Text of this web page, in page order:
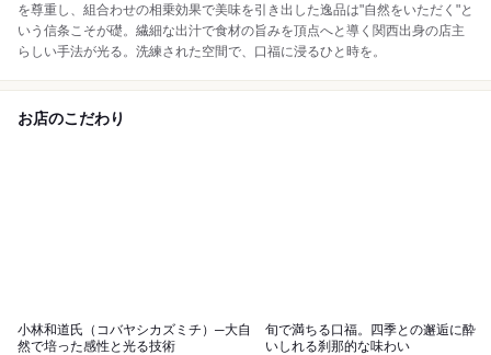
を尊重し、組合わせの相乗効果で美味を引き出した逸品は"自然をいただく"と
いう信条こそが礎。繊細な出汁で食材の旨みを頂点へと導く関西出身の店主
らしい手法が光る。洗練された空間で、口福に浸るひと時を。
お店のこだわり
小林和道氏（コバヤシカズミチ）─大自
然で培った感性と光る技術
旬で満ちる口福。四季との邂逅に酔
いしれる刹那的な味わい